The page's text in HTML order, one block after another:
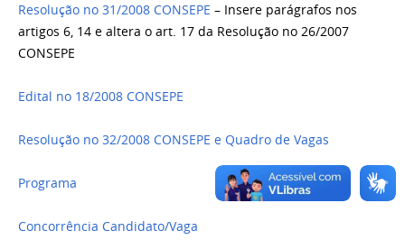
Resolução no 31/2008 CONSEPE – Insere parágrafos nos
artigos 6, 14 e altera o art. 17 da Resolução no 26/2007
CONSEPE
Edital no 18/2008 CONSEPE
Resolução no 32/2008 CONSEPE e Quadro de Vagas
Programa
Concorrência Candidato/Vaga